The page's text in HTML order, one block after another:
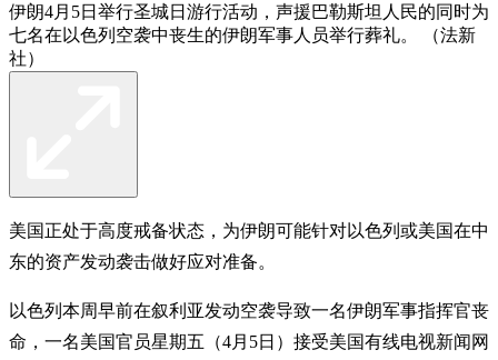
伊朗4月5日举行圣城日游行活动，声援巴勒斯坦人民的同时为
七名在以色列空袭中丧生的伊朗军事人员举行葬礼。 （法新
社）
美国正处于高度戒备状态，为伊朗可能针对以色列或美国在中
东的资产发动袭击做好应对准备。
以色列本周早前在叙利亚发动空袭导致一名伊朗军事指挥官丧
命，一名美国官员星期五（4月5日）接受美国有线电视新闻网